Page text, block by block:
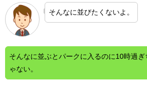
そんなに並びたくないよ。
そんなに並ぶとパークに入るのに10時過ぎ
ゃない。